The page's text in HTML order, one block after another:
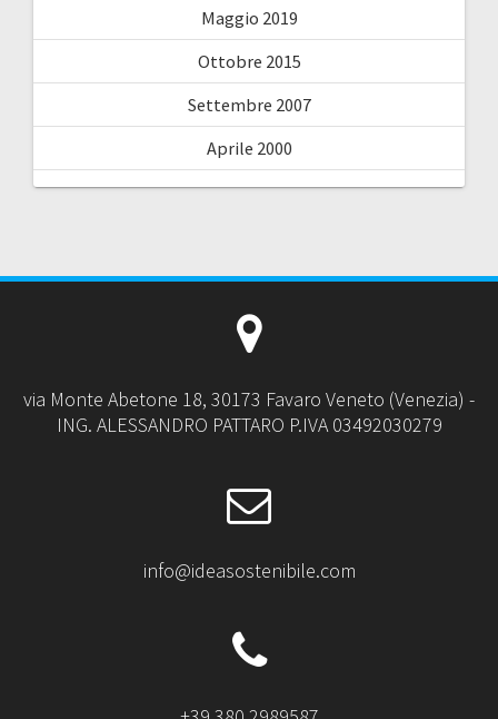
Maggio 2019
Ottobre 2015
Settembre 2007
Aprile 2000
via Monte Abetone 18, 30173 Favaro Veneto (Venezia) -
ING. ALESSANDRO PATTARO P.IVA 03492030279
info@ideasostenibile.com